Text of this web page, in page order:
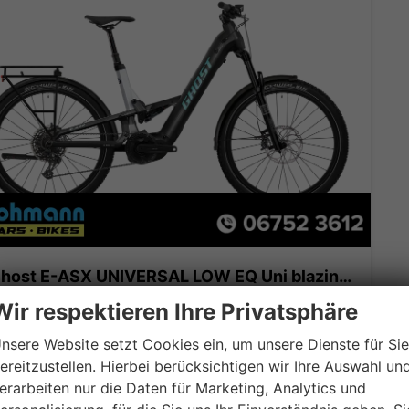
Ghost E-ASX UNIVERSAL LOW EQ Uni blazing black/misty gray - glossy 2025
Lieferzeit: sofort neu
132 Außenfarbe
Uni blazing black/misty gray - glossy
– kW
respektieren Ihre Privatsphäre
Website setzt Cookies ein, um unsere Dienste für Sie
Hierbei berücksichtigen wir Ihre Auswahl
nur die Daten für Marketing, Analytics und